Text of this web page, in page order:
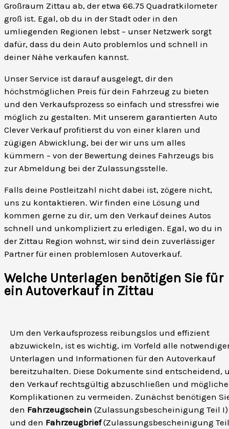
Großraum Zittau ab, der etwa 66.75 Quadratkilometer
groß ist. Egal, ob du in der Stadt oder in den
umliegenden Regionen lebst – unser Netzwerk sorgt
dafür, dass du dein Auto problemlos und schnell in
deiner Nähe verkaufen kannst.
Unser Service ist darauf ausgelegt, dir den
höchstmöglichen Preis für dein Fahrzeug zu bieten
und den Verkaufsprozess so einfach und stressfrei wie
möglich zu gestalten. Mit unserem garantierten Auto
Clever Verkauf profitierst du von einer klaren und
zügigen Abwicklung, bei der wir uns um alles
kümmern – von der Bewertung deines Fahrzeugs bis
zur Abmeldung bei der Zulassungsstelle.
Falls deine Postleitzahl nicht dabei ist, zögere nicht,
uns zu kontaktieren. Wir finden eine Lösung und
kommen gerne zu dir, um den Verkauf deines Autos
schnell und unkompliziert zu erledigen. Egal, wo du in
der Zittau Region wohnst, wir sind dein zuverlässiger
Partner für einen problemlosen Autoverkauf.
Welche Unterlagen benötigen Sie für
ein Autoverkauf in Zittau
Um den Verkaufsprozess reibungslos und effizient
abzuwickeln, ist es wichtig, im Vorfeld alle
Unterlagen und Informationen für den Autoverkauf
bereitzuhalten. Diese Dokumente sind entscheidend,
den Verkauf rechtsgültig abzuschließen und mögliche
Komplikationen zu vermeiden. Zunächst benötigen
den Fahrzeugschein (Zulassungsbescheinigung Teil I)
und den Fahrzeugbrief(Zulassungsbescheinigung Teil